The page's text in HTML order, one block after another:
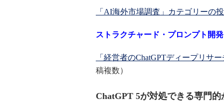
「AI海外市場調査」カテゴリーの
ストラクチャード・プロンプト開
「経営者のChatGPTディープリサ
稿複数）
ChatGPT 5が対処できる専門